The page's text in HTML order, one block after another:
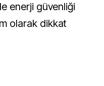
enerji güvenliği
olarak dikkat